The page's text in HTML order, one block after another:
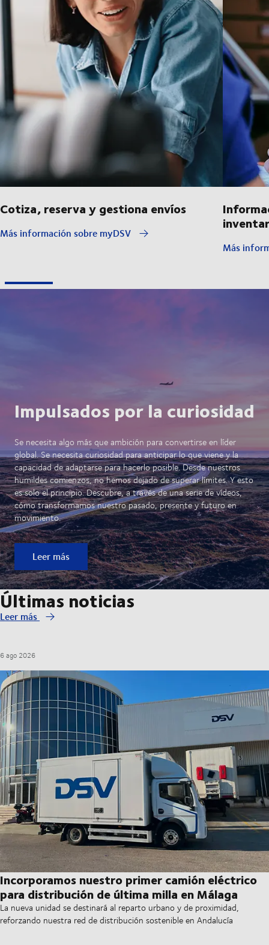
Cotiza, reserva y gestiona envíos
Más información sobre myDSV
Más
Impulsados por la curiosidad
Se necesita algo más que ambición para convertirse en líder
global. Se necesita curiosidad para anticipar lo que viene y la
capacidad de adaptarse para hacerlo posible. Desde nuestros
humildes comienzos, no hemos dejado de superar límites. Y esto
es solo el principio. Descubre, a través de una serie de vídeos,
cómo transformamos nuestro pasado, presente y futuro en
movimiento.
Leer más
Últimas noticias
Leer más
6 ago 2026
Incorporamos nuestro primer camión eléctrico
para distribución de última milla en Málaga
La nueva unidad se destinará al reparto urbano y de proximidad,
reforzando nuestra red de distribución sostenible en Andalucía